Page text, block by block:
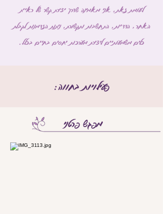
לעומת זאת, אני מאמינה שדרך יצירת קשר של ראיית
האחר, הדדיות, התחשבות ותקשורת, ניתנת הזדמנות לקבלת
כלים משמעותיים ליצירת מערכות יחסים בחיים בכלל.
פעילויות בחווה:
מפגש פרטני